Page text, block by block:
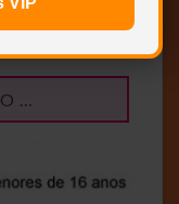
(DUBLAGEM
…